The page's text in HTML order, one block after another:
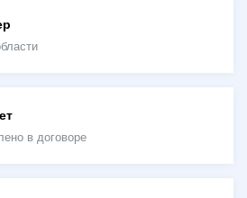
в договоре